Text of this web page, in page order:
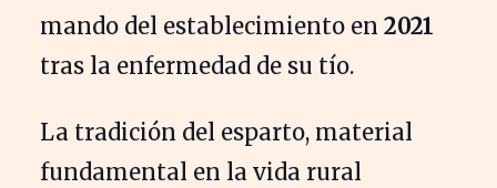
mando del establecimiento en 2021
tras la enfermedad de su tío.
La tradición del esparto, material
fundamental en la vida rural